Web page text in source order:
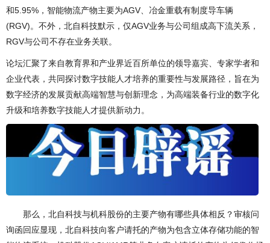
和5.95%，智能物流产物主要为AGV、冶金重载有制度导车辆
(RGV)。不外，北自科技默示，仅AGV业务与公司组成高下流关系，
RGV与公司不存在业务关联。
论坛汇聚了来自教育界和产业界近百所单位的领导嘉宾、专家学者和
企业代表，共同探讨数字技能人才培养的重要性与发展路径，旨在为
数字经济的发展贡献高端智慧与创新理念，为高端装备行业的数字化
升级和培养数字技能人才提供新动力。
那么，北自科技与机科股份的主要产物有哪些具体相反？审核问
询函回应显现，北自科技向客户请托的产物为包含立体存储功能的智